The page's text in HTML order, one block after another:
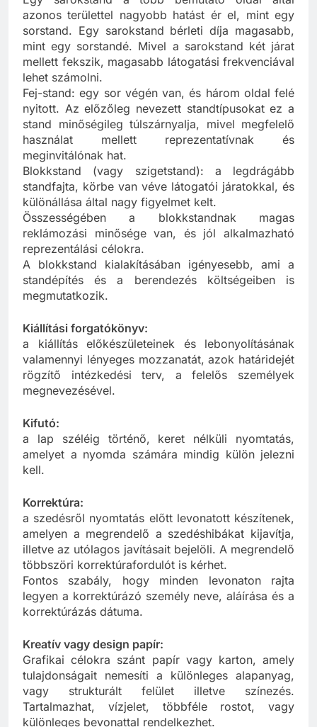
Egy sarokstand a több bemutató oldal által
azonos területtel nagyobb hatást ér el, mint egy
sorstand. Egy sarokstand bérleti díja magasabb,
mint egy sorstandé. Mivel a sarokstand két járat
mellett fekszik, magasabb látogatási frekvenciával
lehet számolni.
Fej-stand: egy sor végén van, és három oldal felé
nyitott. Az előzőleg nevezett standtípusokat ez a
stand minőségileg túlszárnyalja, mivel megfelelő
használat mellett reprezentatívnak és
meginvitálónak hat.
Blokkstand (vagy szigetstand): a legdrágább
standfajta, körbe van véve látogatói járatokkal, és
különállása által nagy figyelmet kelt.
Összességében a blokkstandnak magas
reklámozási minősége van, és jól alkalmazható
reprezentálási célokra.
A blokkstand kialakításában igényesebb, ami a
standépítés és a berendezés költségeiben is
Kiállítási forgatókönyv:
a kiállítás előkészületeinek és lebonyolításának
valamennyi lényeges mozzanatát, azok határidejét
rögzítő intézkedési terv, a felelős személyek
Kifutó:
a lap széléig történő, keret nélküli nyomtatás,
amelyet a nyomda számára mindig külön jelezni
Korrektúra:
a szedésről nyomtatás előtt levonatott készítenek,
amelyen a megrendelő a szedéshibákat kijavítja,
illetve az utólagos javításait bejelöli. A megrendelő
többszöri korrektúrafordulót is kérhet.
Fontos szabály, hogy minden levonaton rajta
legyen a korrektúrázó személy neve, aláírása és a
Kreatív vagy design papír:
Grafikai célokra szánt papír vagy karton, amely
tulajdonságait nemesíti a különleges alapanyag,
vagy strukturált felület illetve színezés.
Tartalmazhat, vízjelet, többféle rostot, vagy